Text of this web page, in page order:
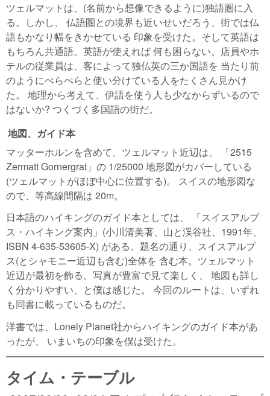
ツェルマットは、(名前から想像できるように)独語圏に入
る。しかし、 仏語圏との境界も近いせいだろう、街では仏
語もかなり幅をきかせている 印象を受けた。そして英語は
もちろん共通語。英語が使えれば 何も困らない。店員やホ
テルの従業員は、客によって独仏英の三か国語を 当たり前
のようにぺらぺらと使い分けている人をたくさん見かけ
た。 地理から考えて、伊語を使う人も少なからずいるので
はないか? つくづく多国語の街だ。
地図、ガイド本
マッターホルンを含めて、ツェルマット近辺は、 「2515
Zermatt Gornergrat」の 1/25000 地形図がカバーしている
(ツェルマットがほぼ中心に位置する)。 スイスの地形図な
ので、等高線間隔は 20m。
日本語のハイキングのガイド本としては、 「スイスアルプ
ス・ハイキング案内」(小川清美著、山と渓谷社、1991年、
ISBN 4-635-53605-X) がある。題名の通り、スイスアルプ
ス(とシャモニー近辺も含む)全体を 含む本。ツェルマット
近辺が最初を飾る。写真が豊富で見て楽しく、 地図も詳し
く分かりやすい、と僕は感じた。 今回のルートは、いずれ
も同書に載っているものだ。
洋書では、Lonely Planet社からハイキングのガイド本があ
ったが、 いまいちの印象を僕は受けた。
タイム・テーブル